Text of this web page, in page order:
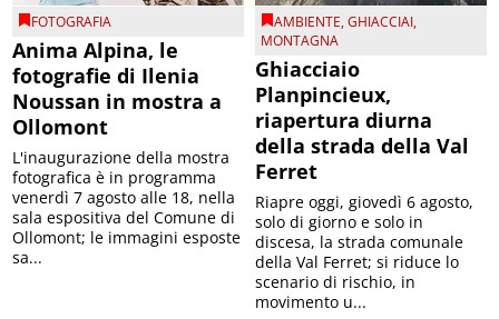
FOTOGRAFIA
Anima Alpina, le
fotografie di Ilenia
Noussan in mostra a
Ollomont
L'inaugurazione della mostra
fotografica è in programma
venerdì 7 agosto alle 18, nella
sala espositiva del Comune di
Ollomont; le immagini esposte
sa...
AMBIENTE,GHIACCIAI,
MONTAGNA
Ghiacciaio
Planpincieux,
riapertura diurna
della strada della Val
Ferret
Riapre oggi, giovedì 6 agosto,
solo di giorno e solo in
discesa, la strada comunale
della Val Ferret; si riduce lo
scenario di rischio, in
movimento u...